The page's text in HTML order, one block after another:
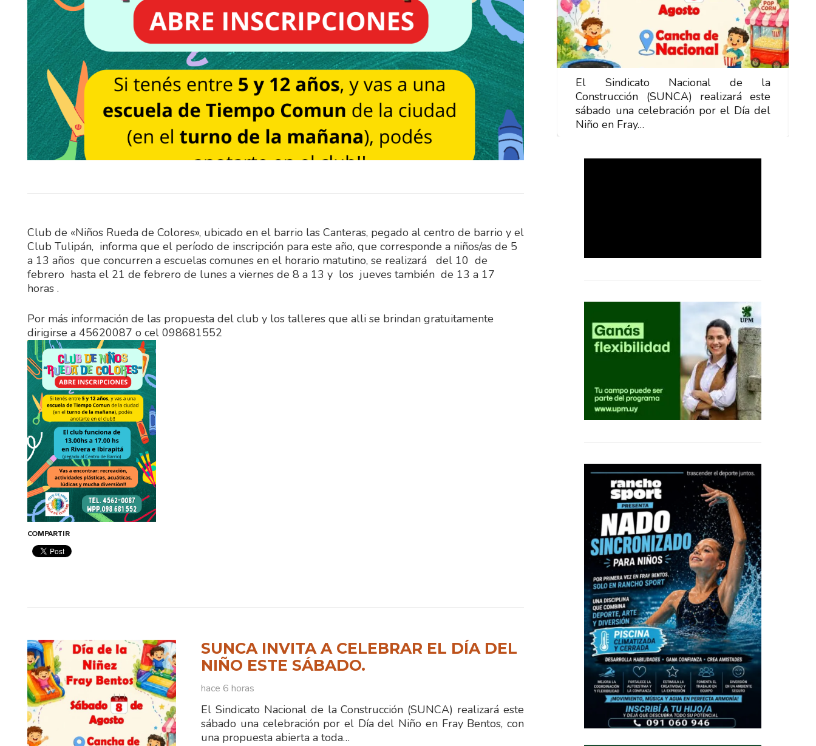
Club de «Niños Rueda de Colores», ubicado en el barrio las Canteras, pegado al centro de barrio y el
Club Tulipán, informa que el período de inscripción para este año, que corresponde a niños/as de 5
a 13 años que concurren a escuelas comunes en el horario matutino, se realizará del 10 de
febrero hasta el 21 de febrero de lunes a viernes de 8 a 13 y los jueves también de 13 a 17
horas .
Por más información de las propuesta del club y los talleres que alli se brindan gratuitamente
dirigirse a 45620087 o cel 098681552
COMPARTIR
SUNCA INVITA A CELEBRAR EL DÍA DEL
NIÑO ESTE SÁBADO.
hace 6 horas
El Sindicato Nacional de la Construcción (SUNCA) realizará este
sábado una celebración por el Día del Niño en Fray Bentos, con
una propuesta abierta a toda…
El Sindicato Nacional de la
Construcción (SUNCA) realizará este
sábado una celebración por el Día del
El Sindicato Nacional de la
Construcción (SUNCA) realizará este
sábado una celebración por el Día del
El Sindicato Nacional de la
Construcción (SUNCA) realizará este
sábado una celebración por el Día del
Niño en Fray…